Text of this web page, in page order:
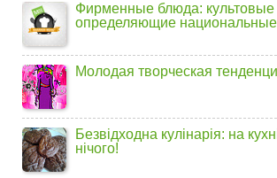
Фирменные блюда: культовые
определяющие национальные
Молодая творческая
Безвідходна кулінарія: на
нічого!